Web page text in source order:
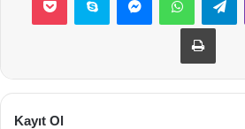
Kayıt Ol